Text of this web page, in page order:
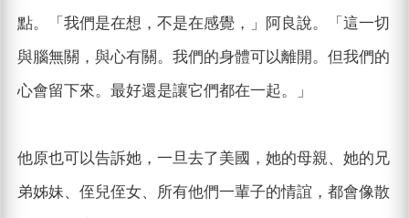
點。「我們是在想，不是在感覺，」阿良說。「這一切
與腦無關，與心有關。我們的身體可以離開。但我們的
心會留下來。最好還是讓它們都在一起。」
他原也可以告訴她，一旦去了美國，她的母親、她的兄
弟姊妹、侄兒侄女、所有他們一輩子的情誼，都會像散